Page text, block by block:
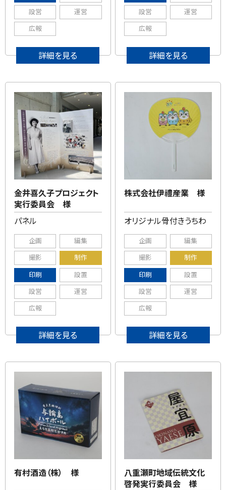
設営
運営
広報
詳細を見る
設営
運営
広報
詳細を見る
金井喜久子プロジェクト
実行委員会 様
パネル
企画
編集
撮影
制作
印刷
設置
設営
運営
広報
詳細を見る
株式会社伊禮産業 様
オリジナル骨付きうちわ
企画
編集
撮影
制作
印刷
設置
設営
運営
広報
詳細を見る
有村酒造（株） 様
八重瀬町地域伝統文化
啓発実行委員会 様